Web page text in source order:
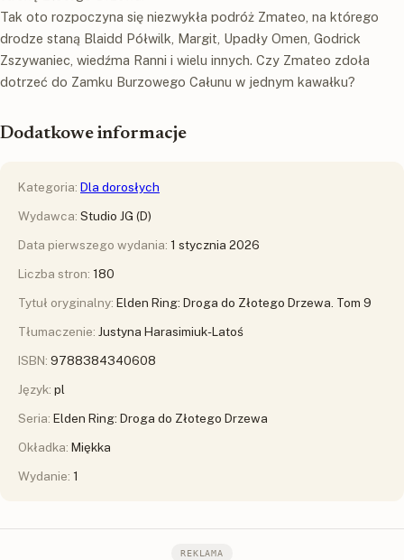
Tak oto rozpoczyna się niezwykła podróż Zmateo, na którego
drodze staną Blaidd Półwilk, Margit, Upadły Omen, Godrick
Zszywaniec, wiedźma Ranni i wielu innych. Czy Zmateo zdoła
dotrzeć do Zamku Burzowego Całunu w jednym kawałku?
Dodatkowe informacje
Kategoria: Dla dorosłych
Wydawca: Studio JG (D)
Data pierwszego wydania: 1 stycznia 2026
Liczba stron: 180
Tytuł oryginalny: Elden Ring: Droga do Złotego Drzewa. Tom 9
Tłumaczenie: Justyna Harasimiuk-Latoś
ISBN: 9788384340608
Język: pl
Seria: Elden Ring: Droga do Złotego Drzewa
Okładka: Miękka
Wydanie: 1
REKLAMA